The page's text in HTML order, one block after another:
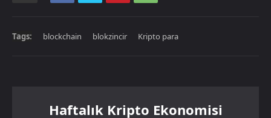
Tags: blockchain blokzincir Kripto para
Haftalık Kripto Ekonomisi